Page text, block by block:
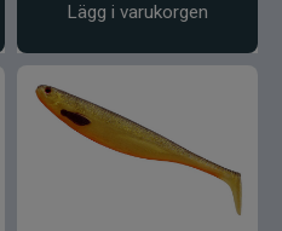
Lägg i varukorgen